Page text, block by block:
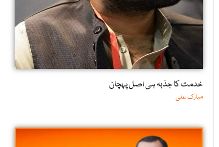
خدمت کا جذبہ ہی اصل پہچان
مبارک علی